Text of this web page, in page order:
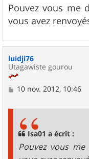
s
s
a
e
Pouvez vous me
vous avez
luidji76
Utagawiste gourou
M10 nov. 2012, 10:46
Isa01 a écrit :
Pouvez vous